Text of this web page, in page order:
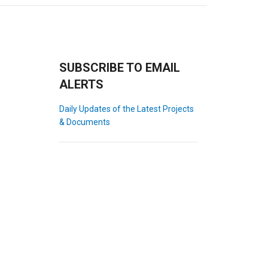
SUBSCRIBE TO EMAIL
ALERTS
Daily Updates of the Latest Projects
& Documents